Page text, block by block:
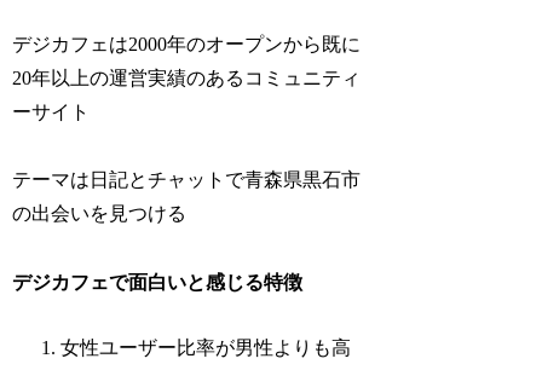
デジカフェは2000年のオープンから既に
20年以上の運営実績のあるコミュニティ
ーサイト
テーマは日記とチャットで青森県黒石市
の出会いを見つける
デジカフェで面白いと感じる特徴
女性ユーザー比率が男性よりも高